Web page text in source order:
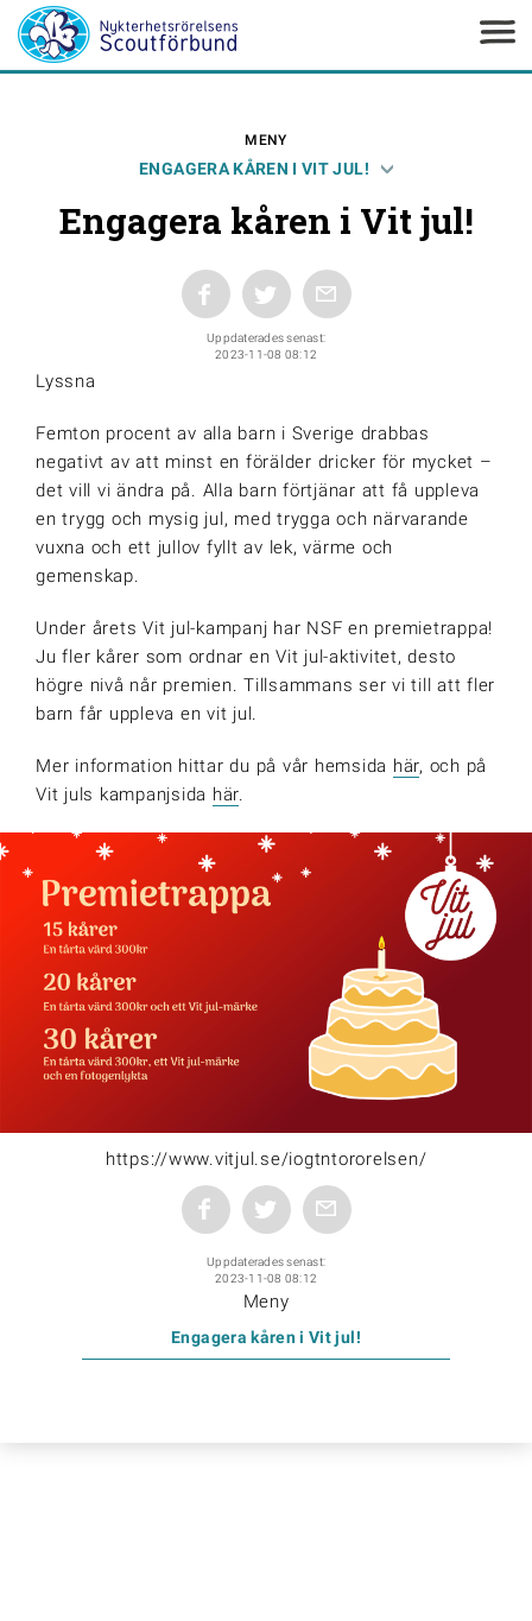
MENY
ENGAGERA KÅREN I VIT JUL!
Engagera kåren i Vit jul!
Uppdaterades senast:
2023-11-08 08:12
Lyssna
Femton procent av alla barn i Sverige drabbas
negativt av att minst en förälder dricker för mycket –
det vill vi ändra på. Alla barn förtjänar att få uppleva
en trygg och mysig jul, med trygga och närvarande
vuxna och ett jullov fyllt av lek, värme och
gemenskap.
Under årets Vit jul-kampanj har NSF en premietrappa!
Ju fler kårer som ordnar en Vit jul-aktivitet, desto
högre nivå når premien. Tillsammans ser vi till att fler
barn får uppleva en vit jul.
Mer information hittar du på vår hemsida här, och på
Vit juls kampanjsida här.
https://www.vitjul.se/iogtntororelsen/
Uppdaterades senast:
2023-11-08 08:12
Meny
Engagera kåren i Vit jul!